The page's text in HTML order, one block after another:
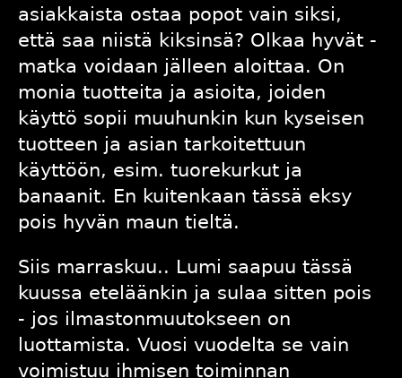
asiakkaista ostaa popot vain siksi,
että saa niistä kiksinsä? Olkaa hyvät -
matka voidaan jälleen aloittaa. On
monia tuotteita ja asioita, joiden
käyttö sopii muuhunkin kun kyseisen
tuotteen ja asian tarkoitettuun
käyttöön, esim. tuorekurkut ja
banaanit. En kuitenkaan tässä eksy
pois hyvän maun tieltä.
Siis marraskuu.. Lumi saapuu tässä
kuussa eteläänkin ja sulaa sitten pois
- jos ilmastonmuutokseen on
luottamista. Vuosi vuodelta se vain
voimistuu ihmisen toiminnan